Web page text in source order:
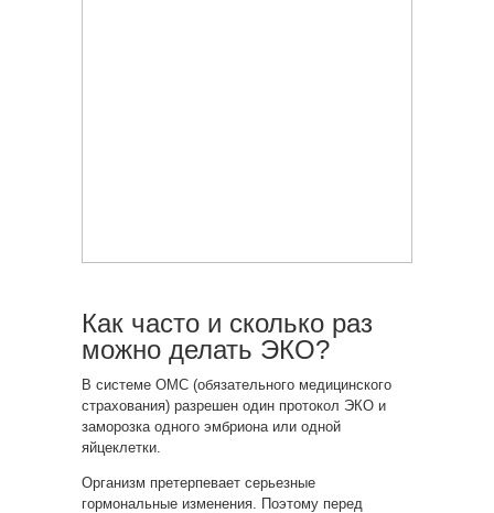
Как часто и сколько раз
можно делать ЭКО?
В системе ОМС (обязательного медицинского
страхования) разрешен один протокол ЭКО и
заморозка одного эмбриона или одной
яйцеклетки.
Организм претерпевает серьезные
гормональные изменения. Поэтому перед